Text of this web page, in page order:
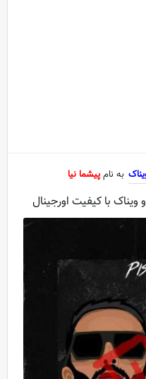
و ویناک به
به نامپیشما نیا
ویناک با کیفیت اورجینال